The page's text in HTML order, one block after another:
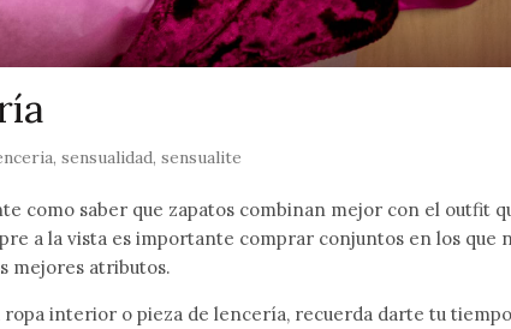
, sensualidad, sensualite
como saber que zapatos combinan mejor con el outfit
a la vista es importante comprar conjuntos en los que
mejores atributos.
interior o pieza de lencería, recuerda darte tu